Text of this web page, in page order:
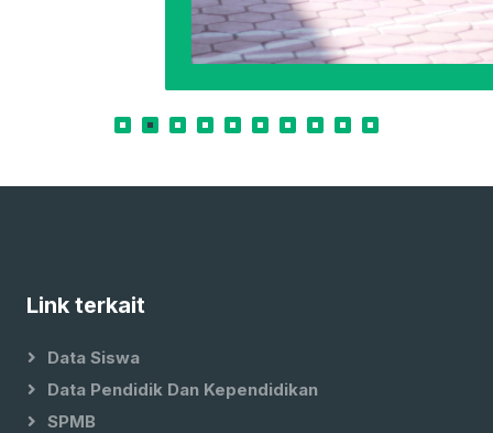
Link terkait
Data Siswa
Data Pendidik Dan Kependidikan
SPMB